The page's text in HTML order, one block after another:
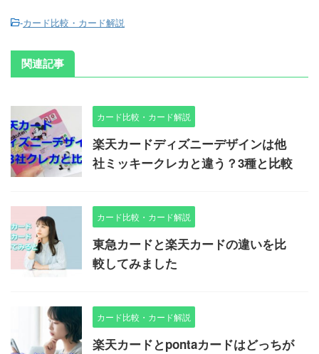
-カード比較・カード解説
関連記事
カード比較・カード解説
楽天カードディズニーデザインは他
社ミッキークレカと違う？3種と比較
カード比較・カード解説
東急カードと楽天カードの違いを比
較してみました
カード比較・カード解説
楽天カードとpontaカードはどっちが